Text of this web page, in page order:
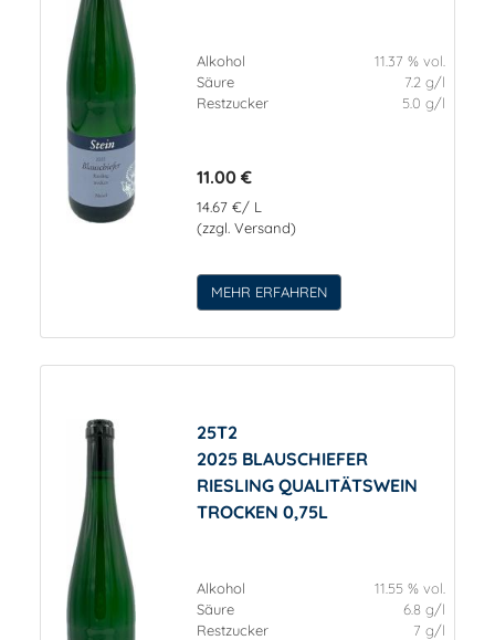
Alkohol
11.37 % vol.
Säure
7.2 g/l
Restzucker
5.0 g/l
11.00 €
14.67 €/ L
(zzgl. Versand)
MEHR ERFAHREN
25T2
2025 BLAUSCHIEFER
RIESLING QUALITÄTSWEIN
TROCKEN 0,75L
Alkohol
11.55 % vol.
Säure
6.8 g/l
Restzucker
7 g/l